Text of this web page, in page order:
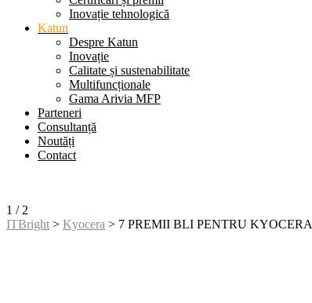
Inovație tehnologică
Katun
Despre Katun
Inovație
Calitate și sustenabilitate
Multifuncționale
Gama Arivia MFP
Parteneri
Consultanță
Noutăți
Contact
1 / 2
ITBright > Kyocera > 7 PREMII BLI PENTRU KYOCERA